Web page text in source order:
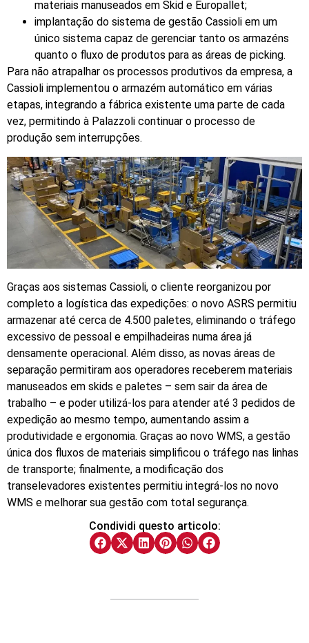
materiais manuseados em Skid e Europallet;
implantação do sistema de gestão Cassioli em um
único sistema capaz de gerenciar tanto os armazéns
quanto o fluxo de produtos para as áreas de picking.
Para não atrapalhar os processos produtivos da empresa, a
Cassioli implementou o armazém automático em várias
etapas, integrando a fábrica existente uma parte de cada
vez, permitindo à Palazzoli continuar o processo de
produção sem interrupções.
Graças aos sistemas Cassioli, o cliente reorganizou por
completo a logística das expedições: o novo ASRS permitiu
armazenar até cerca de 4.500 paletes, eliminando o tráfego
excessivo de pessoal e empilhadeiras numa área já
densamente operacional. Além disso, as novas áreas de
separação permitiram aos operadores receberem materiais
manuseados em skids e paletes – sem sair da área de
trabalho – e poder utilizá-los para atender até 3 pedidos de
expedição ao mesmo tempo, aumentando assim a
produtividade e ergonomia. Graças ao novo WMS, a gestão
única dos fluxos de materiais simplificou o tráfego nas linhas
de transporte; finalmente, a modificação dos
transelevadores existentes permitiu integrá-los no novo
WMS e melhorar sua gestão com total segurança.
Condividi questo articolo: